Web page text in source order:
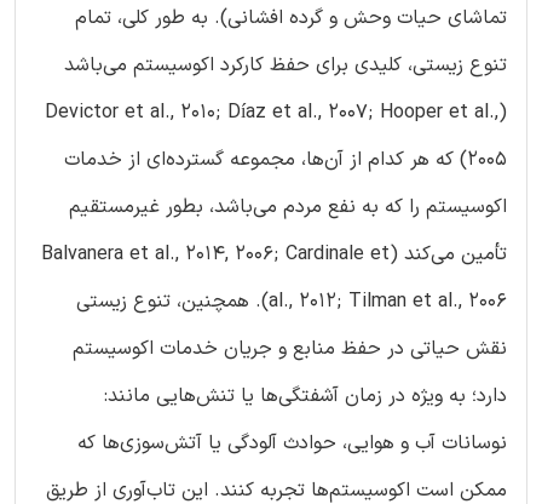
تماشای حیات وحش و گرده افشانی). به طور کلی، تمام
تنوع زیستی، کلیدی برای حفظ کارکرد اکوسیستم می‌باشد
(Devictor et al., 2010; Díaz et al., 2007; Hooper et al.,
2005) که هر کدام از آن‌ها، مجموعه گسترده‌ای از خدمات
اکوسیستم را که به نفع مردم می‌باشد، بطور غیرمستقیم
تأمین می‌کند (Balvanera et al., 2014, 2006; Cardinale et
al., 2012; Tilman et al., 2006). همچنین، تنوع زیستی
نقش حیاتی در حفظ منابع و جریان‌ خدمات اکوسیستم
دارد؛ به ویژه در زمان آشفتگی‌ها یا تنش‌هایی مانند:
نوسانات آب و هوایی، حوادث آلودگی یا آتش‌سوزی‌ها که
ممکن است اکوسیستم‌ها تجربه کنند. این تاب‌آوری از طریق